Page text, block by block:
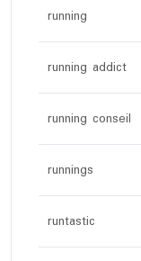
running
running addict
running conseil
runnings
runtastic